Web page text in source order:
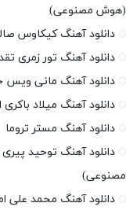
(هوش مصنوعی)
دانلود آهنگ کیکاوس
دانلود آهنگ تور زمری
دانلود آهنگ مانی ویس
دانلود آهنگ میلاد باکری
دانلود آهنگ مستر تروما
دانلود آهنگ توحید
مصنوعی)
دانلود آهنگ محمد علی